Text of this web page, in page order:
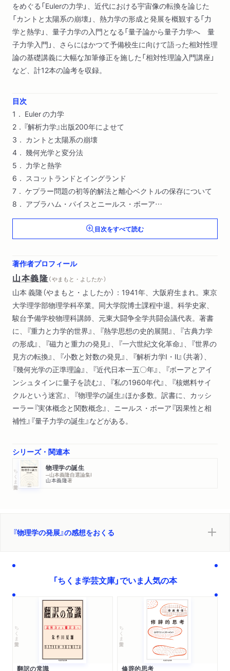
をめぐる「Eulerの力学」、近代における宇宙像の転換を論じた
「カントと太陽系の崩壊」、熱力学の形成と発展を概観する「力
学と熱学」、量子力学の入門となる「量子論から量子力学へ 量
子力学入門」、さらにはかつて予備校生に向けて語った相対性理
論の基礎講義に大幅な加筆修正を施した「相対性理論入門講座」
など、計12本の論考を収録。
目次
1． Euler の力学
2．『解析力学』出版200年によせて
3． カントと太陽系の崩壊
4． 幾何光学と変分法
5． 力学と熱学
6． スコットランドとイングランド
7． ケプラー問題の初等的解法と離心ベクトルの保存について
8． アブラハム・パイスとニールス・ボーア
9． 量子論から量子力学へ――量子力学入門
10． 対応原理と相補性原理
11． 55 年目の量子力学演習
あとがき――物理学について，私がこれまで書いてきたもの
目次をすべて読む
著作者プロフィール
山本義隆（ やまもと・よしたか ）
山本 義隆（やまもと・よしたか）：1941年、大阪府生まれ。東京
大学理学部物理学科卒業。同大学院博士課程中退。科学史家、
駿台予備学校物理科講師、元東大闘争全学共闘会議代表。著書
に、『重力と力学的世界』、『熱学思想の史的展開』、『古典力学
の形成』、『磁力と重力の発見』、『一六世紀文化革命』、『世界の
見方の転換』、『小数と対数の発見』、『解析力学Ⅰ・Ⅱ』（共著）、
『幾何光学の正準理論』、『近代日本一五〇年』、『ボーアとアイ
ンシュタインに量子を読む』、『私の1960年代』、『核燃料サイ
クルという迷宮』、『物理学の誕生』ほか多数。訳書に、カッシ
ーラー『実体概念と関数概念』、ニールス・ボーア『因果性と相
補性』『量子力学の誕生』などがある。
シリーズ・関連本
ちくま学芸文庫 物理学の誕生
─山本義隆自選論集Ⅰ
山本義隆著
『物理学の発展』の感想をおくる
「ちくま学芸文庫」でいま人気の本
ちくま学芸文庫
翻訳の常識
ちくま学芸文庫
修辞的思考